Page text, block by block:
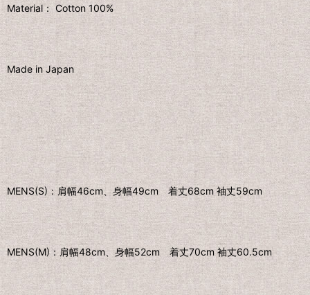
Material： Cotton 100%
Made in Japan
MENS(S)：肩幅46cm、身幅49cm 着丈68cm 袖丈59cm
MENS(M)：肩幅48cm、身幅52cm 着丈70cm 袖丈60.5cm